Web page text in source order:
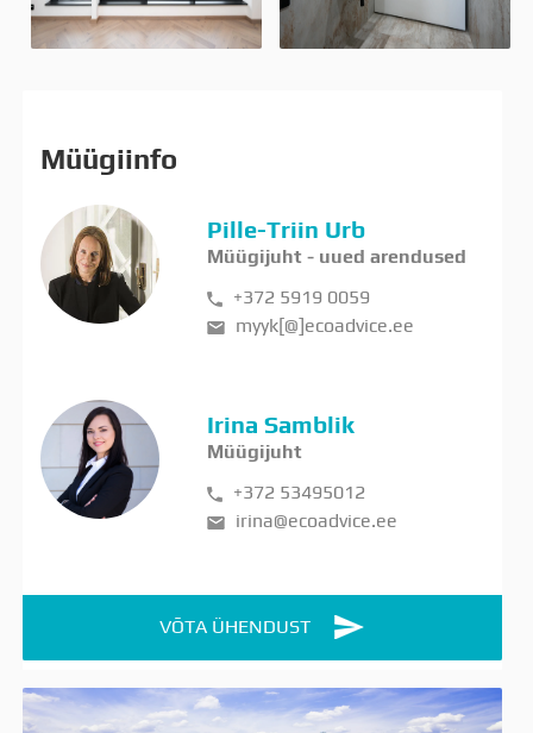
Müügiinfo
Pille-Triin Urb
Müügijuht - uued arendused
+372 5919 0059
myyk[@]ecoadvice.ee
Irina Samblik
Müügijuht
+372 53495012
irina@ecoadvice.ee
VÕTA ÜHENDUST